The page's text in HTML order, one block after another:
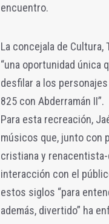
encuentro.
La concejala de Cultura,
“una oportunidad única
desfilar a los
825 con Abderramán II”.
Para esta recreación,
músicos que, junto con
cristiana y
interacción con el
estos siglos “para
además, divertido” ha